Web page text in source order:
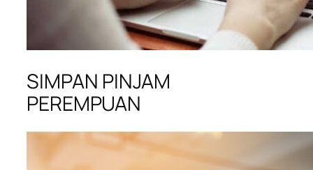
SIMPAN PINJAM
PEREMPUAN